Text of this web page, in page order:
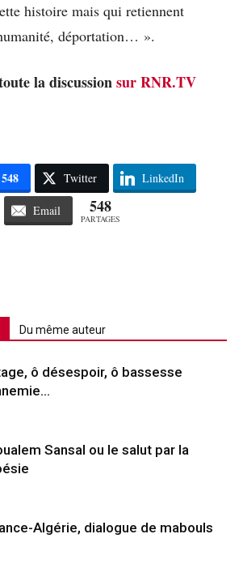
histoire mais qui retiennent
déportation… ».
la discussionsur RNR.TV
548 Twitter LinkedIn
Email 548
PARTAGES
Du même auteur
ô désespoir, ô bassesse
Sansal ou le salut par la
Algérie, dialogue de mabouls